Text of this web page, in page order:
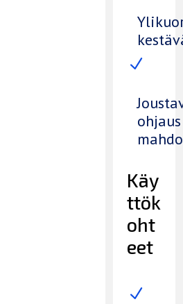
N
ohjaus
Käy
ttök
oht
eet
N